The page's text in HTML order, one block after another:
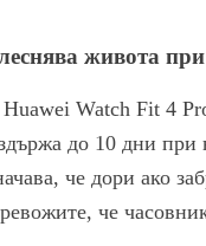
живота
Watch Fit 4
до 10 дни
че дори ако
че